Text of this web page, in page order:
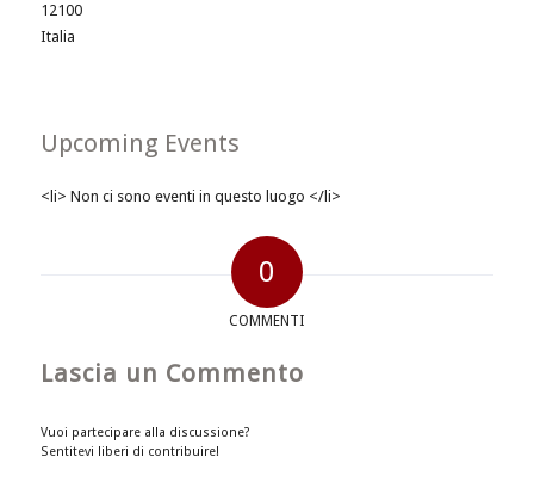
12100
Italia
Upcoming Events
<li> Non ci sono eventi in questo luogo </li>
0
COMMENTI
Lascia un Commento
Vuoi partecipare alla discussione?
Sentitevi liberi di contribuire!